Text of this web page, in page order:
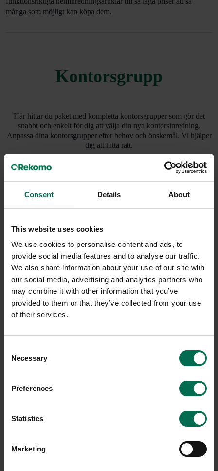
Consent Details About
This website uses cookies
We use cookies to personalise content and ads, to
provide social media features and to analyse our traffic.
We also share information about your use of our site with
our social media, advertising and analytics partners who
may combine it with other information that you’ve
provided to them or that they’ve collected from your use
of their services.
Selection
Necessary
Preferences
Statistics
Marketing
många som möjligt kan köpa dem.
Kontorsgrupp
Här hittar du paket med kompletta kontorsgrupper som gör det
snabbt och enkelt för dig att välja din nya kontorsinredning.
Anpassa dina kontorsgrupper efter behov och önskemål. Vi hjälper
dig att hitta rätt.
Horreds
Begagnad
198
Herman Miller
Begagnad
6700 kr
/mån
Sparar miljön ca 222 kg